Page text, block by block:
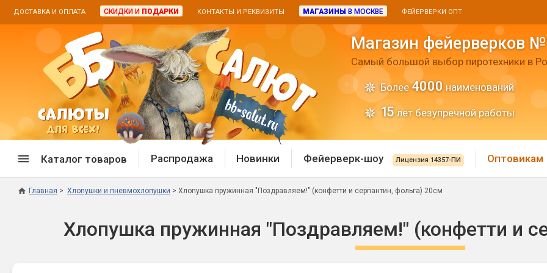
ДОСТАВКА И ОПЛАТА СКИДКИ И ПОДАРКИ КОНТАКТЫ И РЕКВИЗИТЫ МАГАЗИНЫ В МОСКВЕ ФЕЙЕРВЕРКИ ОПТ
Магазин фейерверков
Самый большой выбор пиротехники в
Более4000 наименований
15 лет безупречной работы
Каталог товаров
Распродажа фейерверков
Дневные батареи
Хлопушки и
Распродажа Новинки Фейерверк-шоу Лицензия 14357-ПИ Оптовикам
Главная Хлопушки и пневмохлопушки Хлопушка пружинная "Поздравляем!" (конфетти и серпантин, фольга) 20см
Хлопушка пружинная "Поздравляем!" (конфетти и